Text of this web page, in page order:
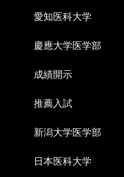
愛知医科大学
慶應大学医学部
成績開示
推薦入試
新潟大学医学部
日本医科大学